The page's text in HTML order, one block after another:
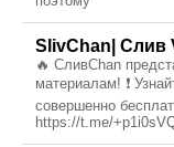
SlivChan| Слив
🔥 СливChan
материалам! ❗️
совершенно
https://t.me/